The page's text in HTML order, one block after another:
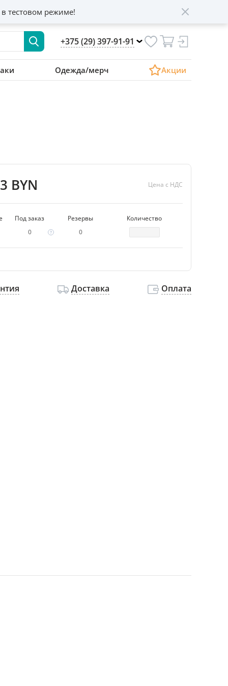
тестовом режиме!
+375 (29) 397-91-91
Одежда/мерч Акции
BYN Цена с НДС
Под заказ Резервы
Количество
0 0
Доставка Оплата